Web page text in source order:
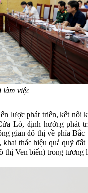
làm việc
lược phát triển, kết nối
Lò, định hướng phát
gian đô thị về phía Bắc
thác hiệu quả quỹ đất
thị Ven biển) trong tương